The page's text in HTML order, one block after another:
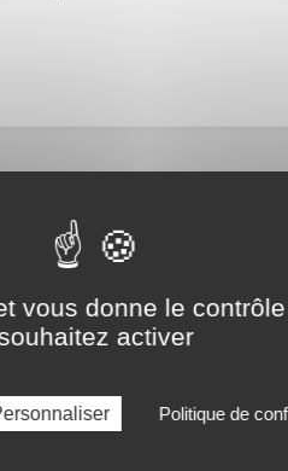
vous donne le
activer
Politique de